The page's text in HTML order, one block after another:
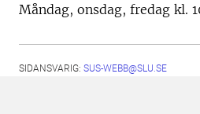
Måndag, onsdag, fredag kl.
SIDANSVARIG: SUS-WEBB@SLU.SE